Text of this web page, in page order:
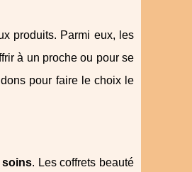
produits. Parmi eux, les
à un proche ou pour se
pour faire le choix le
soins. Les coffrets beauté